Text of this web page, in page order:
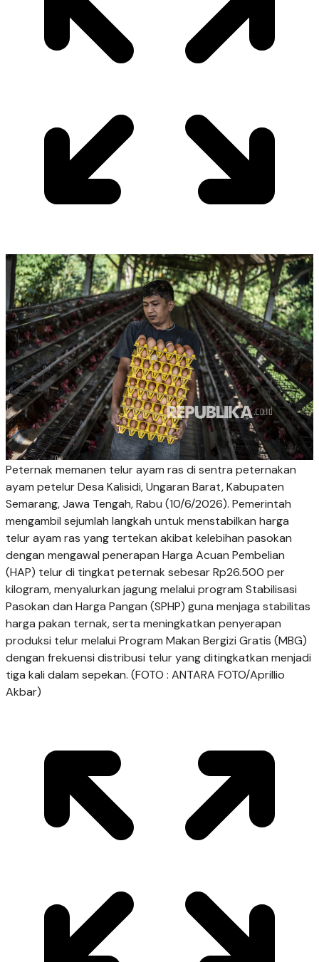
Peternak memanen telur ayam ras di sentra peternakan
ayam petelur Desa Kalisidi, Ungaran Barat, Kabupaten
Semarang, Jawa Tengah, Rabu (10/6/2026). Pemerintah
mengambil sejumlah langkah untuk menstabilkan harga
telur ayam ras yang tertekan akibat kelebihan pasokan
dengan mengawal penerapan Harga Acuan Pembelian
(HAP) telur di tingkat peternak sebesar Rp26.500 per
kilogram, menyalurkan jagung melalui program Stabilisasi
Pasokan dan Harga Pangan (SPHP) guna menjaga stabilitas
harga pakan ternak, serta meningkatkan penyerapan
produksi telur melalui Program Makan Bergizi Gratis (MBG)
dengan frekuensi distribusi telur yang ditingkatkan menjadi
tiga kali dalam sepekan. (FOTO : ANTARA FOTO/Aprillio
Akbar)